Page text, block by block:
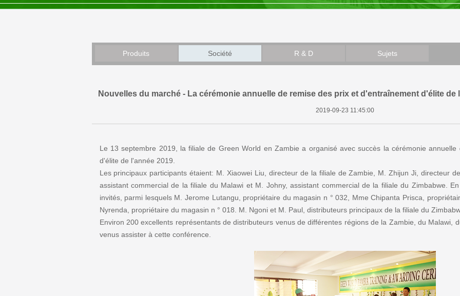
>> Rapport sur la tournée de la région africaine de Green World aux États-Unis
>> Nouvelles du marché - La cérémonie annuelle de remise des prix et d'entraînement d'élite de la filia...
Produits Société R & D Sujets
Nouvelles du marché - La cérémonie annuelle de remise des prix et d'entraînement d'élite de
2019-09-23 11:45:00
Le 13 septembre 2019, la filiale de Green World en Zambie a organisé avec succès la cérémonie
d'élite de l'année 2019.
Les principaux participants étaient: M. Xiaowei Liu, directeur de la filiale de Zambie, M. Zhijun Ji, directeur
assistant commercial de la filiale du Malawi et M. Johny, assistant commercial de la filiale du Zimbabwe.
invités, parmi lesquels M. Jerome Lutangu, propriétaire du magasin n ° 032, Mme Chipanta Prisca,
Nyrenda, propriétaire du magasin n ° 018. M. Ngoni et M. Paul, distributeurs principaux de la filiale du
Environ 200 excellents représentants de distributeurs venus de différentes régions de la Zambie, du Malawi,
venus assister à cette conférence.